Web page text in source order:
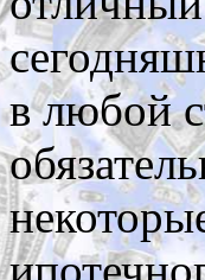
в любой